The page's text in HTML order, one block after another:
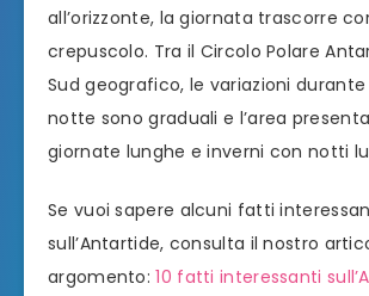
all’orizzonte, la giornata trascorre
crepuscolo. Tra il Circolo Polare
Sud geografico, le variazioni
notte sono graduali e l’area
giornate lunghe e inverni con notti
Se vuoi sapere alcuni fatti
sull’Antartide, consulta il nostro
argomento:10 fatti interessanti